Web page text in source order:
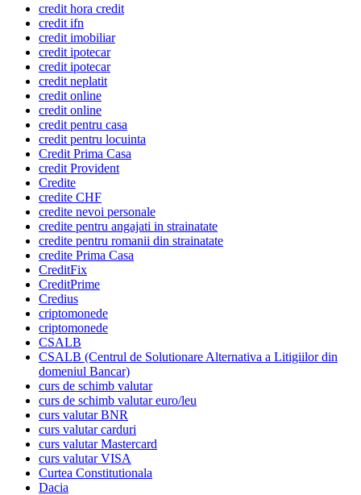
credit hora credit
credit ifn
credit imobiliar
credit ipotecar
credit ipotecar
credit neplatit
credit online
credit online
credit pentru casa
credit pentru locuinta
Credit Prima Casa
credit Provident
Credite
credite CHF
credite nevoi personale
credite pentru angajati in strainatate
credite pentru romanii din strainatate
credite Prima Casa
CreditFix
CreditPrime
Credius
criptomonede
criptomonede
CSALB
CSALB (Centrul de Solutionare Alternativa a Litigiilor din
domeniul Bancar)
curs de schimb valutar
curs de schimb valutar euro/leu
curs valutar BNR
curs valutar carduri
curs valutar Mastercard
curs valutar VISA
Curtea Constitutionala
Dacia